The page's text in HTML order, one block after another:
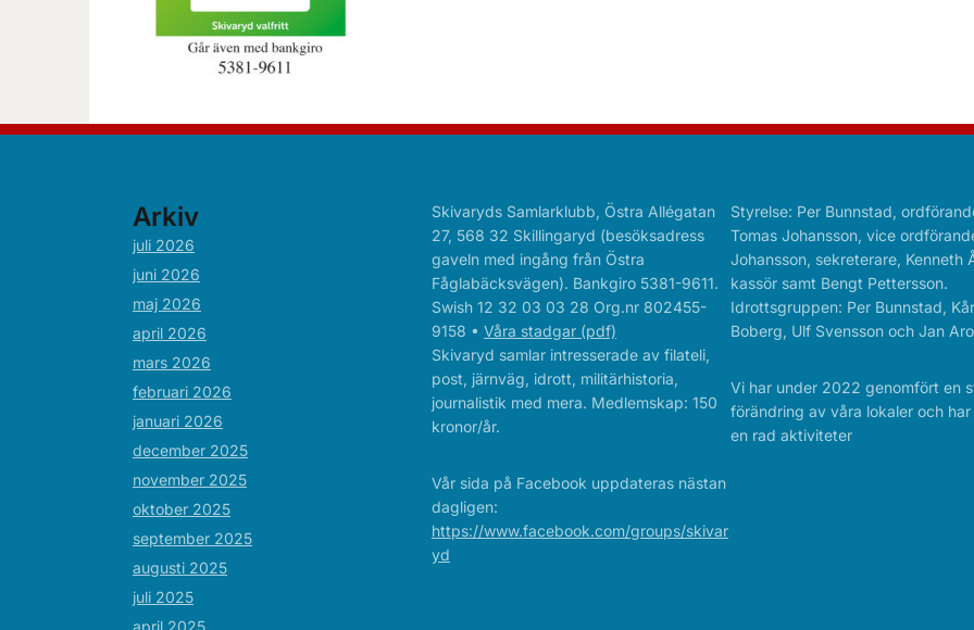
Arkiv
juli 2026
juni 2026
maj 2026
april 2026
mars 2026
februari 2026
januari 2026
december 2025
november 2025
oktober 2025
september 2025
augusti 2025
juli 2025
Skivaryds Samlarklubb, Östra Allégatan
27, 568 32 Skillingaryd (besöksadress
gaveln med ingång från Östra
Fåglabäcksvägen). Bankgiro 5381-9611.
Swish 12 32 03 03 28 Org.nr 802455-
9158 • Våra stadgar (pdf)
Skivaryd samlar intresserade av filateli,
post, järnväg, idrott, militärhistoria,
journalistik med mera. Medlemskap: 150
kronor/år.
Vår sida på Facebook uppdateras nästan
dagligen:
https://www.facebook.com/groups/skivar
yd
Styrelse: Per Bunnstad,
Tomas Johansson, vice
Johansson, sekreterare, Kenneth
kassör samt Bengt Pettersson.
Idrottsgruppen: Per Bunnstad,
Boberg, Ulf Svensson och Jan
Vi har under 2022 genomfört en
förändring av våra lokaler och har
en rad aktiviteter